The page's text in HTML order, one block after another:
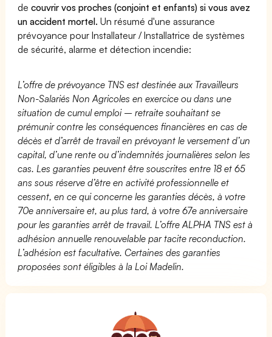
decouvrir vos proches (conjoint et enfants) si vous avez
un accident mortel. Un résumé d'une assurance
prévoyance pour Installateur / Installatrice de systèmes
de sécurité, alarme et détection incendie:
L’offre de prévoyance TNS est destinée aux Travailleurs
Non-Salariés Non Agricoles en exercice ou dans une
situation de cumul emploi – retraite souhaitant se
prémunir contre les conséquences financières en cas de
décès et d’arrêt de travail en prévoyant le versement d’un
capital, d’une rente ou d’indemnités journalières selon les
cas. Les garanties peuvent être souscrites entre 18 et 65
ans sous réserve d’être en activité professionnelle et
cessent, en ce qui concerne les garanties décès, à votre
70e anniversaire et, au plus tard, à votre 67e anniversaire
pour les garanties arrêt de travail. L’offre ALPHA TNS est à
adhésion annuelle renouvelable par tacite reconduction.
L’adhésion est facultative. Certaines des garanties
proposées sont éligibles à la Loi Madelin.